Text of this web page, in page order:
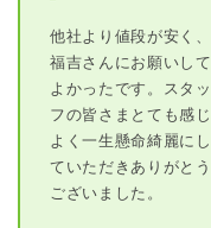
他社より値段が安く、
福吉さんにお願いして
よかったです。スタッ
フの皆さまとても感じ
よく一生懸命綺麗にし
ていただきありがとう
ございました。